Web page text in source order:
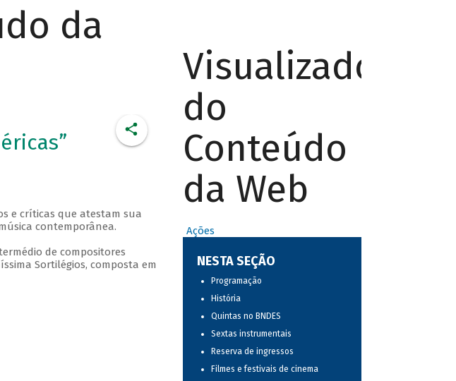
da
e críticas que atestam sua
contemporânea.
de compositores
Sortilégios, composta em
Visualizador
do
Conteúdo
da Web
Ações
NESTA SEÇÃO
Programação
História
Quintas no BNDES
Sextas instrumentais
Reserva de ingressos
Filmes e festivais de cinema